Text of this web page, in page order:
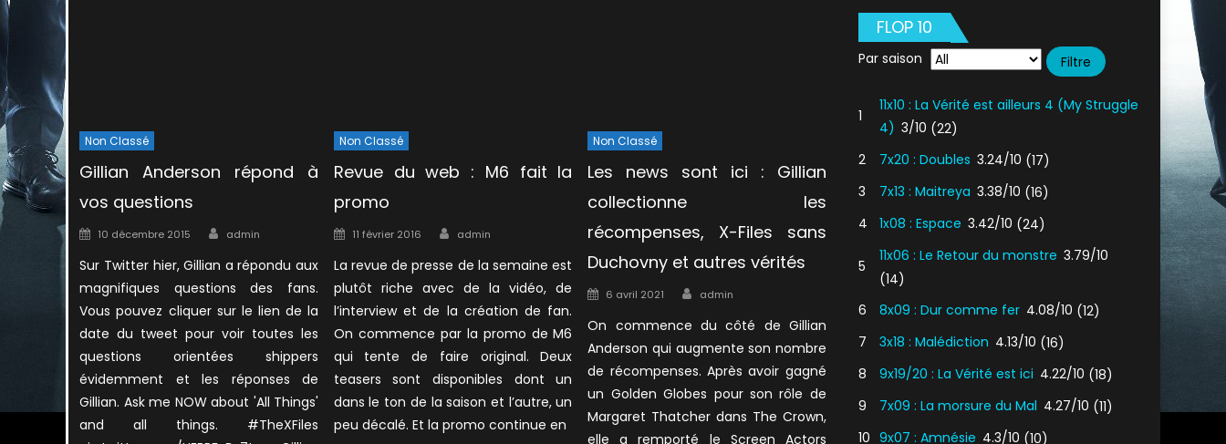
Non Classé
Gillian Anderson répond à
vos questions
Posted
10 décembre 2015 Author
admin
Sur Twitter hier, Gillian a répondu aux
magnifiques questions des fans.
Vous pouvez cliquer sur le lien de la
date du tweet pour voir toutes les
questions orientées shippers
évidemment et les réponses de
Gillian. Ask me NOW about 'All Things'
and all things. #TheXFiles
Non Classé
Revue du web : M6 fait la
promo
Posted
11 février 2016 Author
admin
La revue de presse de la semaine est
plutôt riche avec de la vidéo, de
l’interview et de la création de fan.
On commence par la promo de M6
qui tente de faire original. Deux
teasers sont disponibles dont un
dans le ton de la saison et l’autre, un
peu décalé. Et la promo continue en
Non Classé
Les news sont ici : Gillian
collectionne les
récompenses, X-Files sans
Duchovny et autres vérités
Posted
6 avril 2021 Author
admin
On commence du côté de Gillian
Anderson qui augmente son nombre
de récompenses. Après avoir gagné
un Golden Globes pour son rôle de
Margaret Thatcher dans The Crown,
elle a remporté le Screen Actors
FLOP 10
Par saison
1
11x10 : La Vérité est ailleurs 4 (My Struggle
4) 3/10 (22)
2
7x20 : Doubles 3.24/10 (17)
3
7x13 : Maitreya 3.38/10 (16)
4
1x08 : Espace 3.42/10 (24)
5
11x06 : Le Retour du monstre 3.79/10
(14)
6
8x09 : Dur comme fer 4.08/10 (12)
7
3x18 : Malédiction 4.13/10 (16)
8
9x19/20 : La Vérité est ici 4.22/10 (18)
9
7x09 : La morsure du Mal 4.27/10 (11)
10 9x07 : Amnésie 4.3/10 (10)